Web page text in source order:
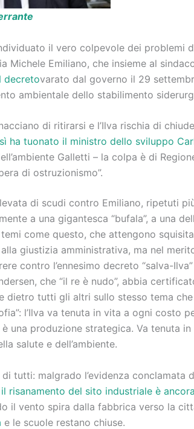
il vero colpevole dei problemi
Michele Emiliano, che insieme al
decretovarato dal governo il 29
ambientale dello stabilimento
di ritirarsi e l’Ilva rischia di
ha tuonato il ministro dello sviluppo
Galletti – la colpa è di
di ostruzionismo”.
di scudi contro Emiliano, ripetuti
a una gigantesca “bufala”, a una
come questo, che attengono
giustizia amministrativa, ma nel
contro l’ennesimo decreto “salva-
che “il re è nudo”, abbia
dietro tutti gli altri sullo stesso tema che
l’Ilva va tenuta in vita a ogni costo
una produzione strategica. Va tenuta
salute e dell’ambiente.
tutti: malgrado l’evidenza conclamata
il risanamento del sito industriale è
il vento spira dalla fabbrica verso la
e le scuole restano chiuse.